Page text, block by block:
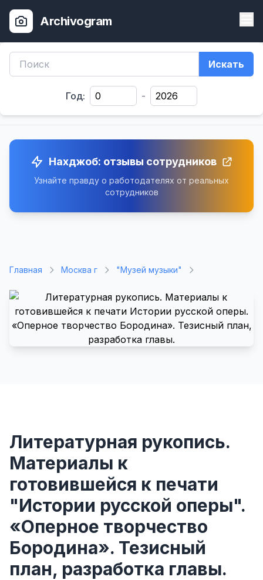
Archivogram
Искать
Год: -
Нахджоб: отзывы сотрудников
Узнайте правду о работодателях от реальных
сотрудников
Главная Москва г "Музей музыки"
Литературная рукопись.
Материалы к
готовившейся к печати
"Истории русской оперы".
«Оперное творчество
Бородина». Тезисный
план, разработка главы.